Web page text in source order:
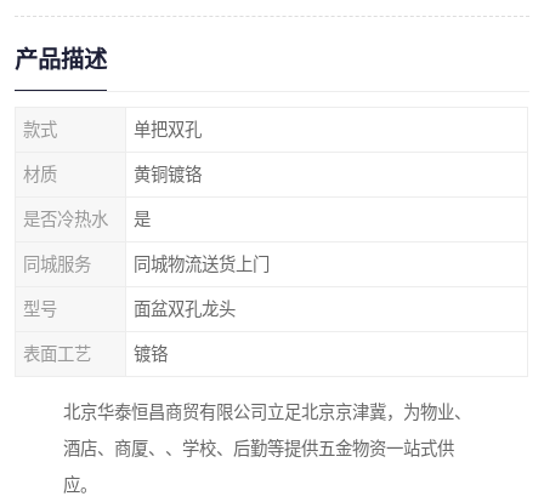
产品描述
款式 单把双孔
材质 黄铜镀铬
是否冷热水 是
同城服务 同城物流送货上门
型号 面盆双孔龙头
表面工艺 镀铬
北京华泰恒昌商贸有限公司立足北京京津冀，为物业、
酒店、商厦、、学校、后勤等提供五金物资一站式供
应。